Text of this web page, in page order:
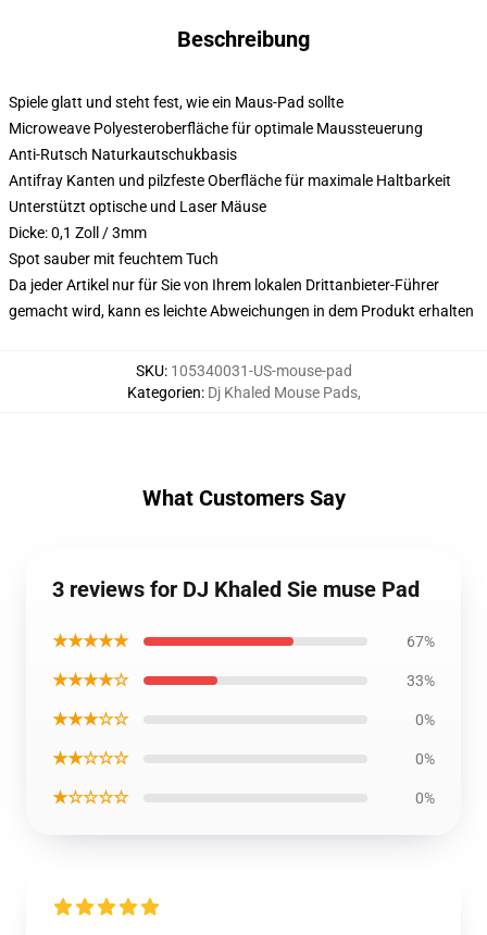
Beschreibung
Spiele glatt und steht fest, wie ein Maus-Pad sollte
Microweave Polyesteroberfläche für optimale Maussteuerung
Anti-Rutsch Naturkautschukbasis
Antifray Kanten und pilzfeste Oberfläche für maximale Haltbarkeit
Unterstützt optische und Laser Mäuse
Dicke: 0,1 Zoll / 3mm
Spot sauber mit feuchtem Tuch
Da jeder Artikel nur für Sie von Ihrem lokalen Drittanbieter-Führer
gemacht wird, kann es leichte Abweichungen in dem Produkt erhalten
SKU: 105340031-US-mouse-pad
Kategorien: Dj Khaled Mouse Pads,
What Customers Say
3 reviews for DJ Khaled Sie muse Pad
★★★★★ 67%
★★★★☆ 33%
★★★☆☆ 0%
★★☆☆☆ 0%
★☆☆☆☆ 0%